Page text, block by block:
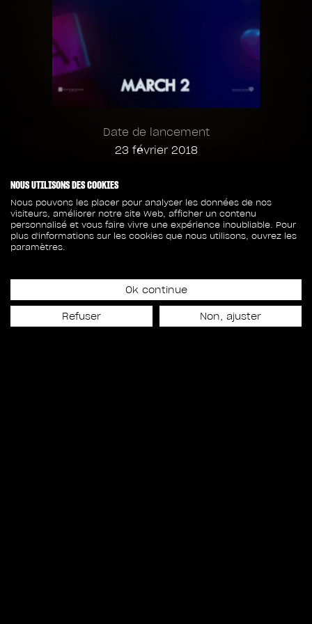
Date de lancement
23 février 2018
319
CAPTURES
106
MEMBRES DE L'ÉQUIPE
39
SÉQUENCES
22
ASSETS
NOUS UTILISONS DES COOKIES
Nous pouvons les placer pour analyser les données de nos
visiteurs, améliorer notre site Web, afficher un contenu
personnalisé et vous faire vivre une expérience inoubliable. Pour
plus d'informations sur les cookies que nous utilisons, ouvrez les
paramètres.
Ok continue
Refuser Non, ajuster